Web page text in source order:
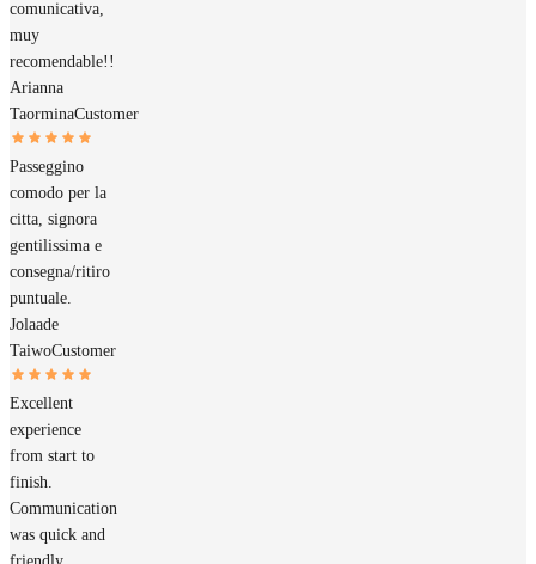
comunicativa,
muy
recomendable!!
Arianna
TaorminaCustomer
Passeggino
comodo per la
citta, signora
gentilissima e
consegna/ritiro
puntuale.
Jolaade
TaiwoCustomer
Excellent
experience
from start to
finish.
Communication
was quick and